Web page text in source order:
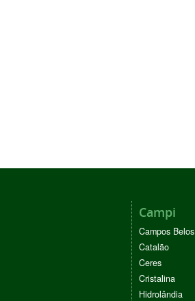
Campi
Campos Belos
Catalão
Ceres
Cristalina
Hidrolândia